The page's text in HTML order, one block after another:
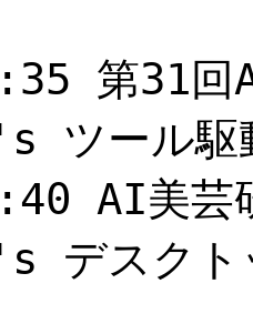
第31回
ツール駆
AI美芸
デスクト